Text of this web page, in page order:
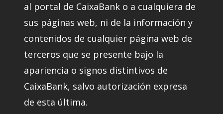
al portal de CaixaBank o a cualquiera de
sus páginas web, ni de la información y
contenidos de cualquier página web de
terceros que se presente bajo la
apariencia o signos distintivos de
CaixaBank, salvo autorización expresa
de esta última.